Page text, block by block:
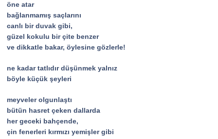
öne atar
bağlanmamış saçlarını
canlı bir duvak gibi,
güzel kokulu bir çite benzer
ve dikkatle bakar, öylesine gözlerle!
ne kadar tatlıdır düşünmek yalnız
böyle küçük şeyleri
meyveler olgunlaştı
bütün hasret çeken dallarda
her geceki bahçende,
çin fenerleri kırmızı yemişler gibi